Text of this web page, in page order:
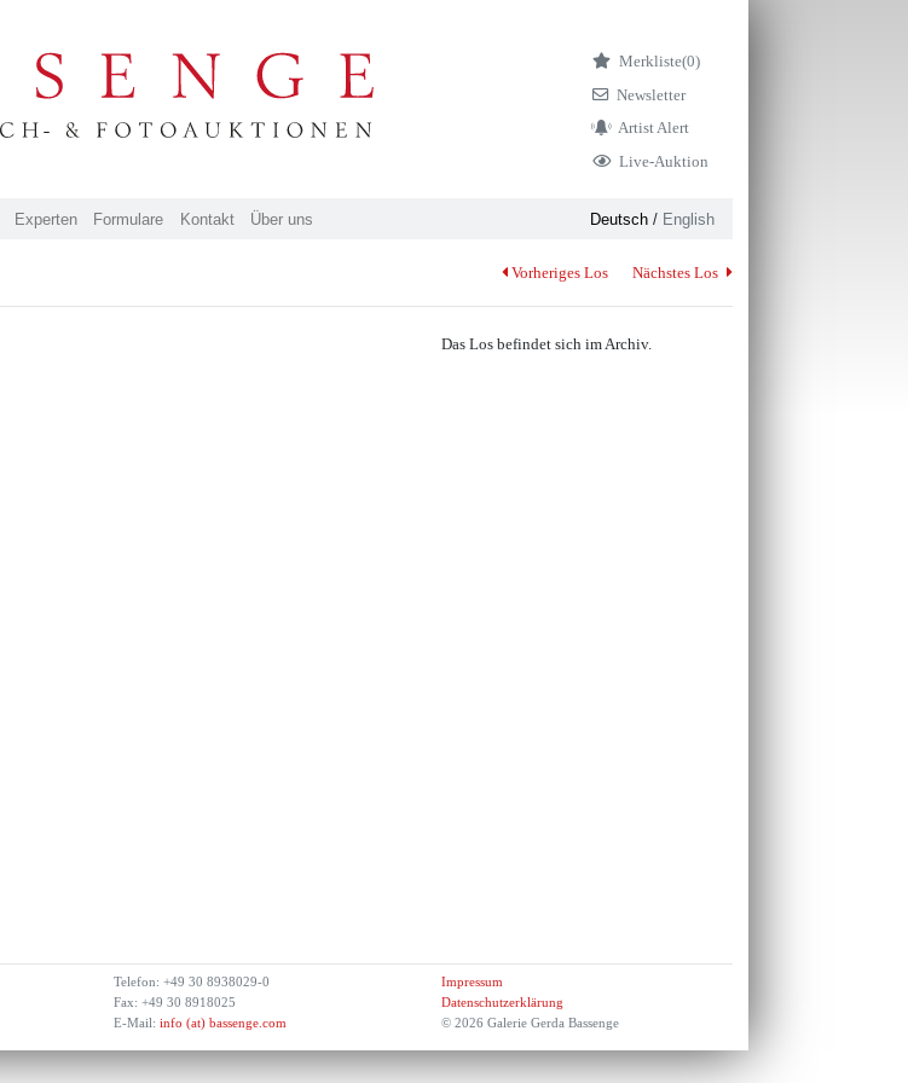
Merkliste(0)
Newsletter
Artist Alert
Live-Auktion
Experten Formulare Kontakt Über uns Deutsch/ English
Vorheriges Los Nächstes Los
Das Los befindet sich im Archiv.
Telefon: +49 30 8938029-0
Fax: +49 30 8918025
E-Mail: info (at) bassenge.com
Impressum
Datenschutzerklärung
© 2026 Galerie Gerda Bassenge